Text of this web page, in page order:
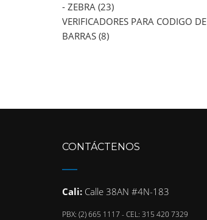
- ZEBRA (23)
VERIFICADORES PARA CODIGO DE
BARRAS (8)
CONTÁCTENOS
Cali: Calle 38AN #4N-183
PBX: (2) 665 1117 - CEL: 315 420 7329